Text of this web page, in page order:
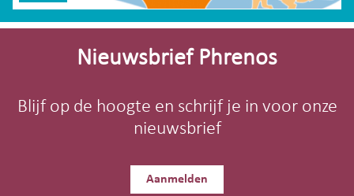
Site-
Nieuwsbrief Phrenos
Blijf op de hoogte en schrijf je in voor onze
nieuwsbrief
Aanmelden